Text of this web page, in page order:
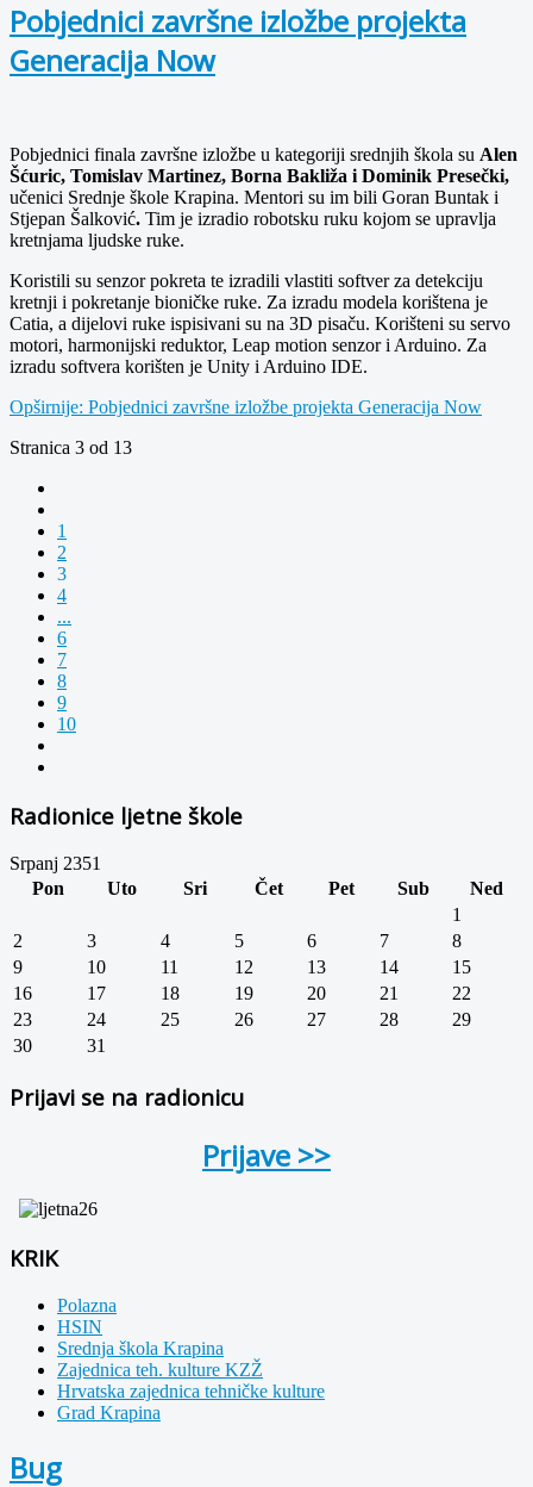
Pobjednici završne izložbe projekta
Generacija Now
Pobjednici finala završne izložbe u kategoriji srednjih škola su Alen
Šćuric, Tomislav Martinez, Borna Bakliža i Dominik Presečki,
učenici Srednje škole Krapina. Mentori su im bili Goran Buntak i
Stjepan Šalković. Tim je izradio robotsku ruku kojom se upravlja
kretnjama ljudske ruke.
Koristili su senzor pokreta te izradili vlastiti softver za detekciju
kretnji i pokretanje bioničke ruke. Za izradu modela korištena je
Catia, a dijelovi ruke ispisivani su na 3D pisaču. Korišteni su servo
motori, harmonijski reduktor, Leap motion senzor i Arduino. Za
izradu softvera korišten je Unity i Arduino IDE.
Opširnije: Pobjednici završne izložbe projekta Generacija Now
Stranica 3 od 13
1
2
3
4
...
6
7
8
9
10
Radionice ljetne škole
Srpanj 2351
Pon
Uto Sri Čet Pet Sub
Ned
1
2
3 4 5 6 7
8
9
10 11 12 13 14
15
16
17 18 19 20 21
22
23
24 25 26 27 28
29
30
31
Prijavi se na radionicu
Prijave >>
KRIK
Polazna
HSIN
Srednja škola Krapina
Zajednica teh. kulture KZŽ
Hrvatska zajednica tehničke kulture
Grad Krapina
Bug